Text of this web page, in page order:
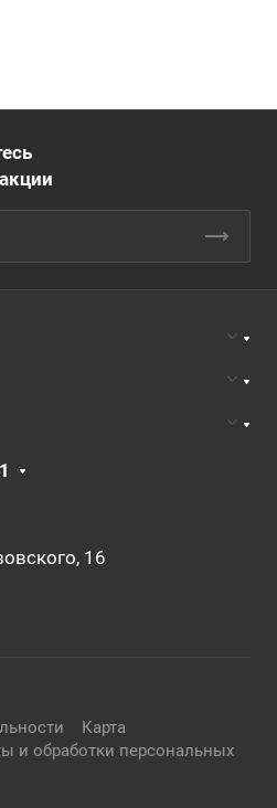
16
Карта
и обработки персональных